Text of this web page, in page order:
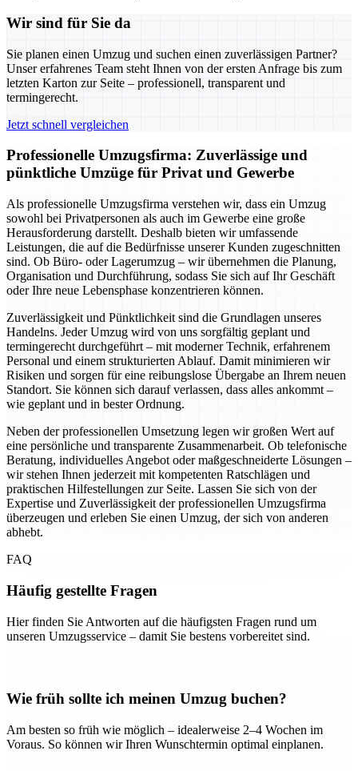
Wir sind für Sie da
Sie planen einen Umzug und suchen einen zuverlässigen Partner?
Unser erfahrenes Team steht Ihnen von der ersten Anfrage bis zum
letzten Karton zur Seite – professionell, transparent und
termingerecht.
Jetzt schnell vergleichen
Professionelle Umzugsfirma: Zuverlässige und
pünktliche Umzüge für Privat und Gewerbe
Als professionelle Umzugsfirma verstehen wir, dass ein Umzug
sowohl bei Privatpersonen als auch im Gewerbe eine große
Herausforderung darstellt. Deshalb bieten wir umfassende
Leistungen, die auf die Bedürfnisse unserer Kunden zugeschnitten
sind. Ob Büro- oder Lagerumzug – wir übernehmen die Planung,
Organisation und Durchführung, sodass Sie sich auf Ihr Geschäft
oder Ihre neue Lebensphase konzentrieren können.
Zuverlässigkeit und Pünktlichkeit sind die Grundlagen unseres
Handelns. Jeder Umzug wird von uns sorgfältig geplant und
termingerecht durchgeführt – mit moderner Technik, erfahrenem
Personal und einem strukturierten Ablauf. Damit minimieren wir
Risiken und sorgen für eine reibungslose Übergabe an Ihrem neuen
Standort. Sie können sich darauf verlassen, dass alles ankommt –
wie geplant und in bester Ordnung.
Neben der professionellen Umsetzung legen wir großen Wert auf
eine persönliche und transparente Zusammenarbeit. Ob telefonische
Beratung, individuelles Angebot oder maßgeschneiderte Lösungen –
wir stehen Ihnen jederzeit mit kompetenten Ratschlägen und
praktischen Hilfestellungen zur Seite. Lassen Sie sich von der
Expertise und Zuverlässigkeit der professionellen Umzugsfirma
überzeugen und erleben Sie einen Umzug, der sich von anderen
abhebt.
FAQ
Häufig gestellte Fragen
Hier finden Sie Antworten auf die häufigsten Fragen rund um
unseren Umzugsservice – damit Sie bestens vorbereitet sind.
Wie früh sollte ich meinen Umzug buchen?
Am besten so früh wie möglich – idealerweise 2–4 Wochen im
Voraus. So können wir Ihren Wunschtermin optimal einplanen.